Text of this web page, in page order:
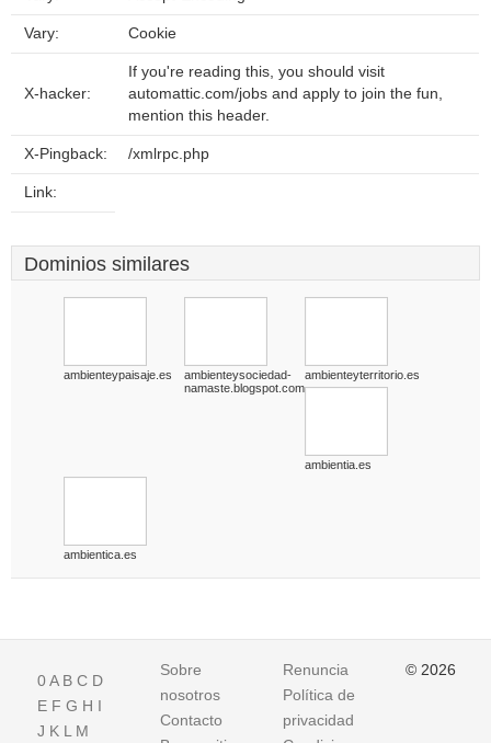
Vary: Cookie
X-hacker:
If you're reading this, you should visit
automattic.com/jobs and apply to join the fun,
mention this header.
X-Pingback: /xmlrpc.php
Link:
Dominios similares
ambienteypaisaje.es
ambienteysociedad-
namaste.blogspot.com
ambienteyterritorio.es
ambientia.es
ambientica.es
0A B C D
E F G H I
J K L M
Sobre
nosotros
Contacto
Renuncia
Política de
privacidad
© 2026